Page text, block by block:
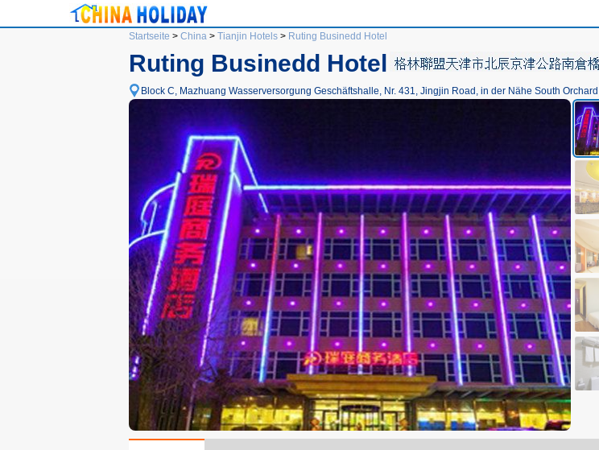
Startseite > China> Tianjin Hotels> Ruting Businedd Hotel
Ruting Businedd Hotel
Block C, Mazhuang Wasserversorgung Geschäftshalle, Nr. 431, Jingjin Road, in der Nähe South